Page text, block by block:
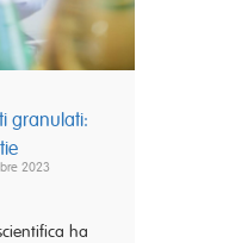
granulati:
2023
ha